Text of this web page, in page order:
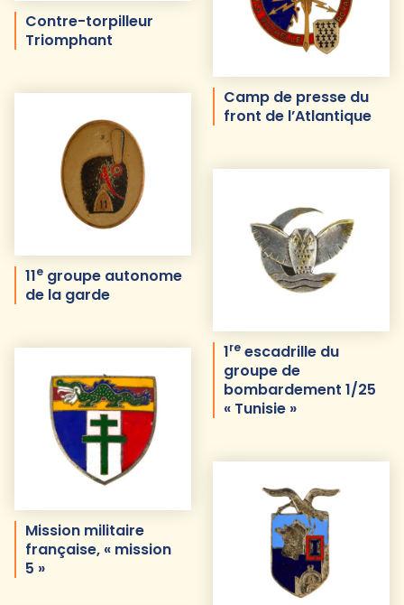
Contre-torpilleur
Triomphant
11e groupe autonome
de la garde
Mission militaire
française, « mission
5 »
Camp de presse du
front de l’Atlantique
1re escadrille du
groupe de
bombardement 1/25
« Tunisie »